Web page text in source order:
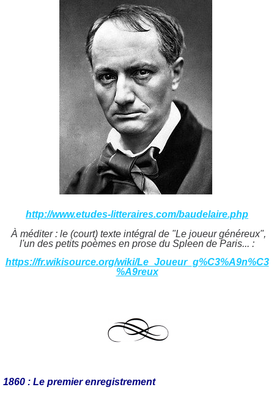
http://www.etudes-litteraires.com/baudelaire.php
À méditer : le (court) texte intégral de "Le joueur généreux",
l'un des petits poèmes en prose du Spleen de Paris... :
https://fr.wikisource.org/wiki/Le_Joueur_g%C3%A9n%C3
%A9reux
1860 : Le premier enregistrement